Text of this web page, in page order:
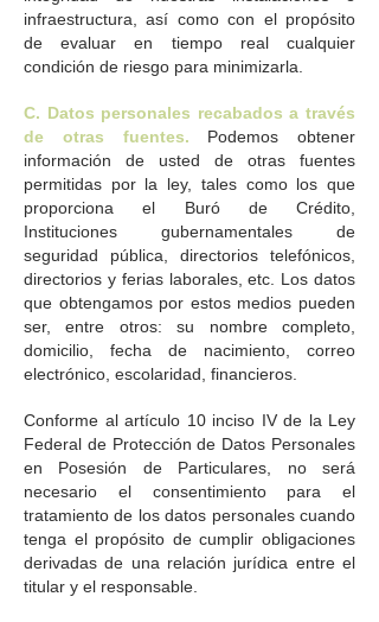
infraestructura, así como con el propósito
de evaluar en tiempo real cualquier
condición de riesgo para minimizarla.
C. Datos personales recabados a través
de otras fuentes. Podemos obtener
información de usted de otras fuentes
permitidas por la ley, tales como los que
proporciona el Buró de Crédito,
Instituciones gubernamentales de
seguridad pública, directorios telefónicos,
directorios y ferias laborales, etc. Los datos
que obtengamos por estos medios pueden
ser, entre otros: su nombre completo,
domicilio, fecha de nacimiento, correo
electrónico, escolaridad, financieros.
Conforme al artículo 10 inciso IV de la Ley
Federal de Protección de Datos Personales
en Posesión de Particulares, no será
necesario el consentimiento para el
tratamiento de los datos personales cuando
tenga el propósito de cumplir obligaciones
derivadas de una relación jurídica entre el
titular y el responsable.